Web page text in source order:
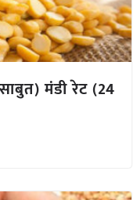
मंडी रेट (24